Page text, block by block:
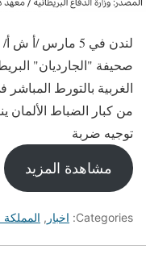
لندن في 5
صحيفة "الجارديان"
الغربية بالتورط
من كبار الضباط
توجيه ضربة
مشاهدة المزيد
Categories: اخبار , المملكة